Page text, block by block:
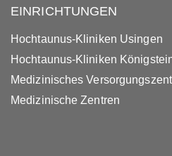
EINRICHTUNGEN
Hochtaunus-Kliniken Usingen
Hochtaunus-Kliniken
Medizinisches
Medizinische Zentren